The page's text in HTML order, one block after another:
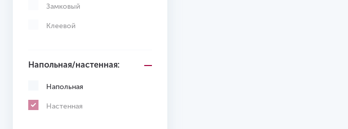
Замковый
Клеевой
Напольная/настенная:
Напольная
Настенная